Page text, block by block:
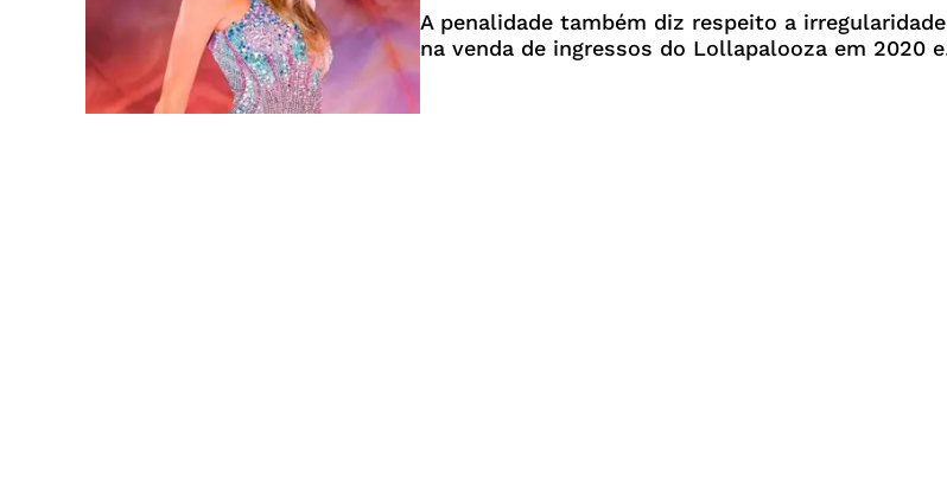
A penalidade também diz respeito a irregularidade
na venda de ingressos do Lollapalooza em 2020 e